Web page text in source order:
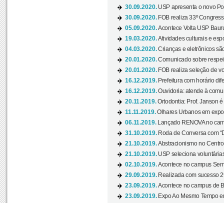
30.09.2020. USP apresenta o novo
30.09.2020. FOB realiza 33º
05.09.2020.Acontece Volta USP
19.03.2020.Atividades culturais e
04.03.2020.Crianças e eletrônicos
20.01.2020.Comunicado sobre
20.01.2020. FOB realiza seleção de
16.12.2019. Prefeitura com horário
16.12.2019.Ouvidoria: atende à
20.11.2019.Ortodontia: Prof. Janson
11.11.2019.Olhares Urbanos em
06.11.2019.
Lançado RENOVA no
31.10.2019. Roda de Conversa com
21.10.2019.Abstracionismo no
21.10.2019. USP seleciona
02.10.2019.Acontece no campus
29.09.2019. Realizada com sucesso
23.09.2019.Acontece no campus de
23.09.2019. Expo Ao Mesmo Tempo